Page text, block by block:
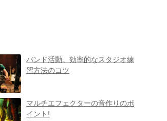
バンド活動。効率的なスタジオ練
習方法のコツ
マルチエフェクターの音作りのポ
イント!